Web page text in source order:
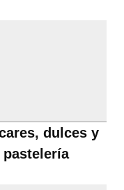
dulces y
pastelería